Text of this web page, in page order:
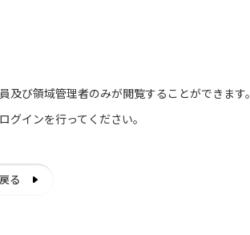
及び領域管理者のみが閲覧することができます。
ログインを行ってください。
る